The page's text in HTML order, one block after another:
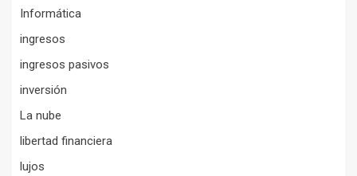
Informática
ingresos
ingresos pasivos
inversión
La nube
libertad financiera
lujos